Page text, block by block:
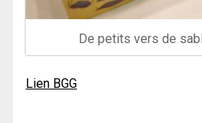
De petits vers de
Lien BGG